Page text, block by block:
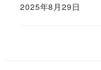
2025年8月29日